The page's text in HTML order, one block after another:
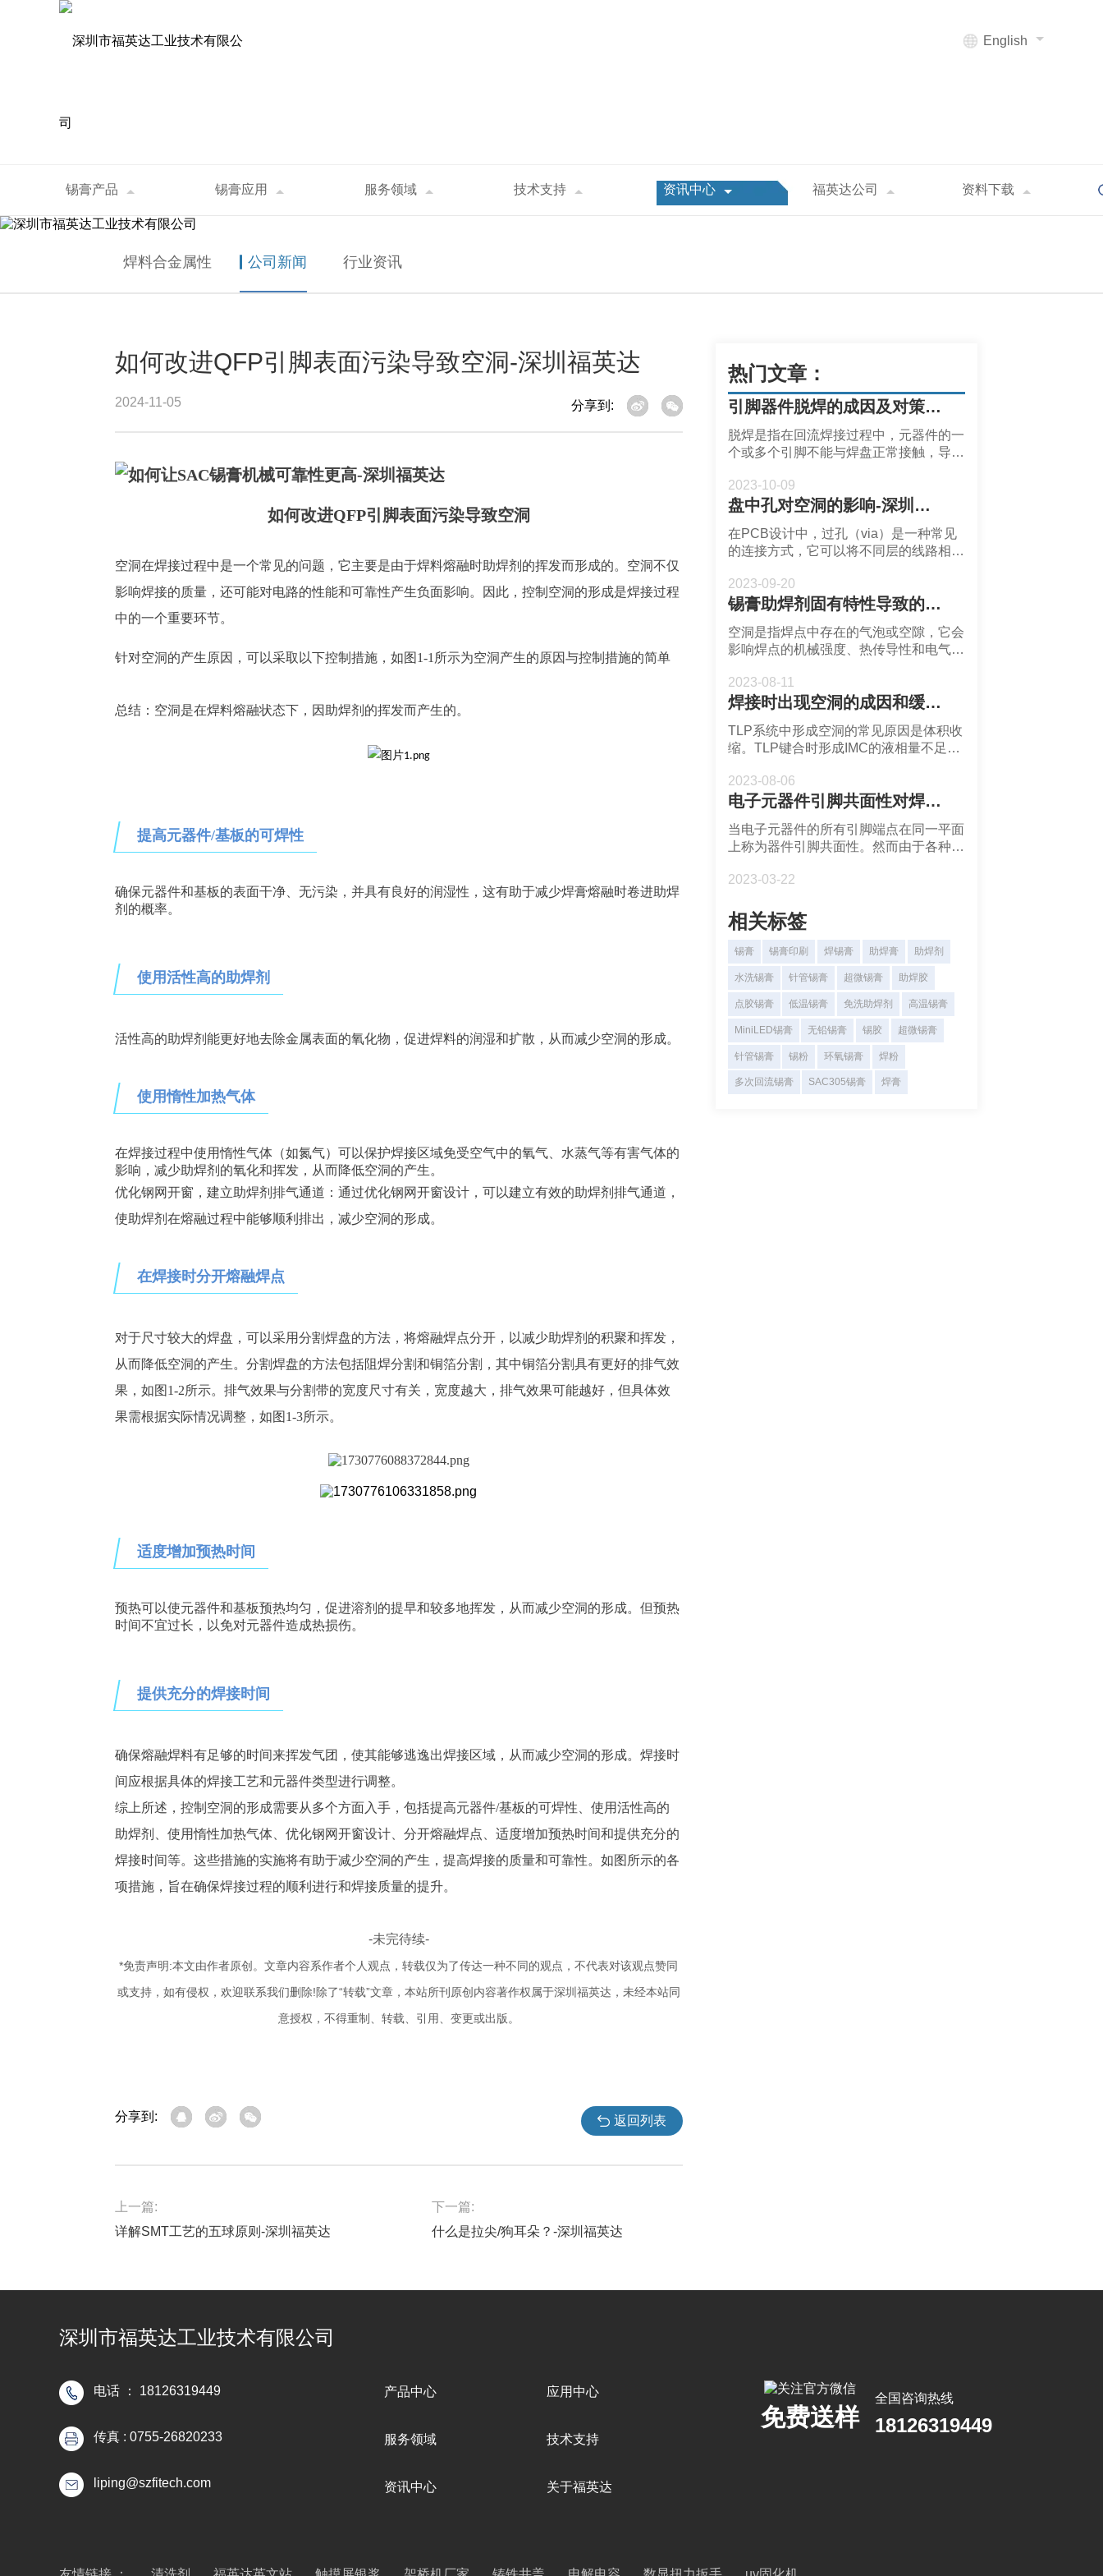
English
锡膏产品 锡膏应用 服务领域 技术支持 资讯中心 福英达公司 资料下载
资讯中心
首页 >公司新闻 如何改进QFP引脚表面污染导致空洞-深圳福英达
焊料合金属性 公司新闻 行业资讯
如何改进QFP引脚表面污染导致空洞-深圳福英达
2024-11-05 分享到:
如何改进QFP引脚表面污染导致空洞
空洞在焊接过程中是一个常见的问题，它主要是由于焊料熔融时助焊剂的挥发而形成的。空洞不仅
影响焊接的质量，还可能对电路的性能和可靠性产生负面影响。因此，控制空洞的形成是焊接过程
中的一个重要环节。
针对空洞的产生原因，可以采取以下控制措施，如图1-1所示为空洞产生的原因与控制措施的简单
总结：空洞是在焊料熔融状态下，因助焊剂的挥发而产生的。
提高元器件/基板的可焊性
确保元器件和基板的表面干净、无污染，并具有良好的润湿性，这有助于减少焊膏熔融时卷进助焊
剂的概率。
使用活性高的助焊剂
活性高的助焊剂能更好地去除金属表面的氧化物，促进焊料的润湿和扩散，从而减少空洞的形成。
使用惰性加热气体
在焊接过程中使用惰性气体（如氮气）可以保护焊接区域免受空气中的氧气、水蒸气等有害气体的
影响，减少助焊剂的氧化和挥发，从而降低空洞的产生。
优化钢网开窗，建立助焊剂排气通道：通过优化钢网开窗设计，可以建立有效的助焊剂排气通道，
使助焊剂在熔融过程中能够顺利排出，减少空洞的形成。
在焊接时分开熔融焊点
对于尺寸较大的焊盘，可以采用分割焊盘的方法，将熔融焊点分开，以减少助焊剂的积聚和挥发，
从而降低空洞的产生。分割焊盘的方法包括阻焊分割和铜箔分割，其中铜箔分割具有更好的排气效
果，如图 1-2所示。排气效果与分割带的宽度尺寸有关，宽度越大，排气效果可能越好，但具体效
果需根据实际情况调整，如图 1-3所示。
适度增加预热时间
预热可以使元器件和基板预热均匀，促进溶剂的提早和较多地挥发，从而减少空洞的形成。但预热
时间不宜过长，以免对元器件造成热损伤。
提供充分的焊接时间
确保熔融焊料有足够的时间来挥发气团，使其能够逃逸出焊接区域，从而减少空洞的形成。焊接时
间应根据具体的焊接工艺和元器件类型进行调整。
综上所述，控制空洞的形成需要从多个方面入手，包括提高元器件/基板的可焊性、使用活性高的
助焊剂、使用惰性加热气体、优化钢网开窗设计、分开熔融焊点、适度增加预热时间和提供充分的
焊接时间等。这些措施的实施将有助于减少空洞的产生，提高焊接的质量和可靠性。如图所示的各
项措施，旨在确保焊接过程的顺利进行和焊接质量的提升。
-未完待续-
*免责声明:本文由作者原创。文章内容系作者个人观点，转载仅为了传达一种不同的观点，不代表对该观点赞同
或支持，如有侵权，欢迎联系我们删除!除了“转载”文章，本站所刊原创内容著作权属于深圳福英达，未经本站同
意授权，不得重制、转载、引用、变更或出版。
分享到: 返回列表
上一篇:
详解SMT工艺的五球原则-深圳福英达
下一篇:
什么是拉尖/狗耳朵？-深圳福英达
热门文章：
引脚器件脱焊的成因及对策-深圳福英达
脱焊是指在回流焊接过程中，元器件的一
个或多个引脚不能与焊盘正常接触，导致
2023-10-09
盘中孔对空洞的影响-深圳福英达
在PCB设计中，过孔（via）是一种常见
的连接方式，它可以将不同层的线路相
多种类型，其中一种是盘中孔（via in
pad）。
2023-09-20
锡膏助焊剂固有特性导致的空洞-深圳市福英达
空洞是指焊点中存在的气泡或空隙，它会
影响焊点的机械强度、热传导性和电气性
焊接材料容易形成空洞，有的锡膏则表现
出卓越的控制焊点空洞的特性。
2023-08-11
焊接时出现空洞的成因和缓解措施-深圳福英达
TLP系统中形成空洞的常见原因是体积收
缩。TLP键合时形成IMC的液相量不足会
2023-08-06
电子元器件引脚共面性对焊接的影响-福英达焊锡膏
当电子元器件的所有引脚端点在同一平面
上称为器件引脚共面性。然而由于各种因
器件焊接部位不共面会出现引脚虚焊、缺
2023-03-22
相关标签
锡膏 锡膏印刷 焊锡膏 助焊膏 助焊剂
水洗锡膏 针管锡膏 超微锡膏 助焊胶
点胶锡膏 低温锡膏 免洗助焊剂 高温锡膏
MiniLED锡膏 无铅锡膏 锡胶 超微锡膏
针管锡膏 锡粉 环氧锡膏 焊粉
多次回流锡膏 SAC305锡膏 焊膏
深圳市福英达工业技术有限公司
电话 ： 18126319449
传真 : 0755-26820233
liping@szfitech.com
产品中心 应用中心
服务领域 技术支持
资讯中心 关于福英达
全国咨询热线
18126319449
免费送样